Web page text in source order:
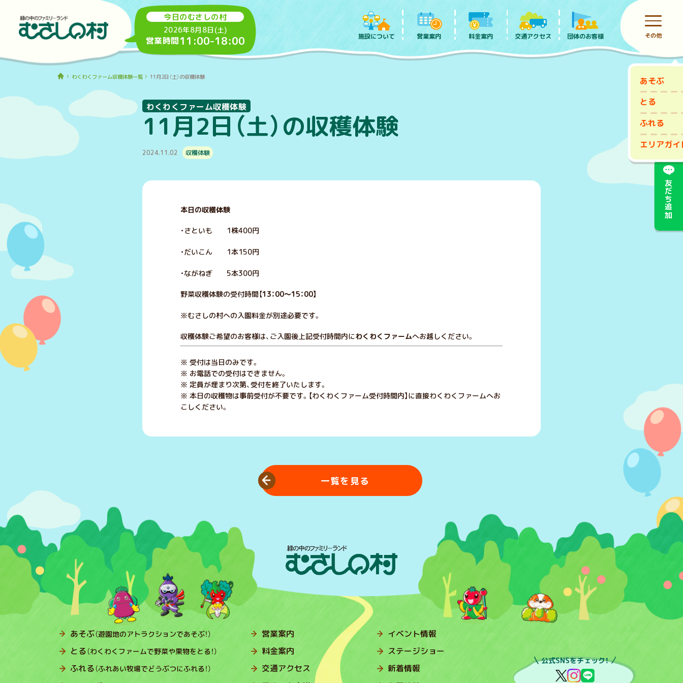
今日のむさしの村
2026年8月8日(土)
営業時間11:00-18:00 施設について
あそぶ
とる
ふれる
エリアガイ
営業案内 料金案内 交通アクセス 団体のお客様 その他
前売りチケット
友だち追加
わくわくファーム収穫体験一覧 11月2日（土）の収穫体験
11月2日（土）の収穫体験
わくわくファーム収穫体験
2024.11.02 収穫体験
本日の収穫体験
・さといも 1株400円
・だいこん 1本150円
・ながねぎ 5本300円
野菜収穫体験の受付時間【13：00～15：00】
※むさしの村への入園料金が別途必要です。
収穫体験ご希望のお客様は、ご入園後上記受付時間内にわくわくファームへお越しください。
※ 受付は当日のみです。
※ お電話での受付はできません。
※ 定員が埋まり次第、受付を終了いたします。
※ 本日の収穫物は事前受付が不要です。【わくわくファーム受付時間内】に直接わくわくファームへお
こしください。
一覧を見る
あそぶ（遊園地のアトラクションであそぶ！）
とる（わくわくファームで野菜や果物をとる！）
ふれる（ふれあい牧場でどうぶつにふれる！）
営業案内
料金案内
交通アクセス
イベント情報
ステージショー
新着情報
公式SNSをチェック！